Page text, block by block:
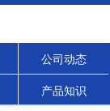
公司动态
产品知识